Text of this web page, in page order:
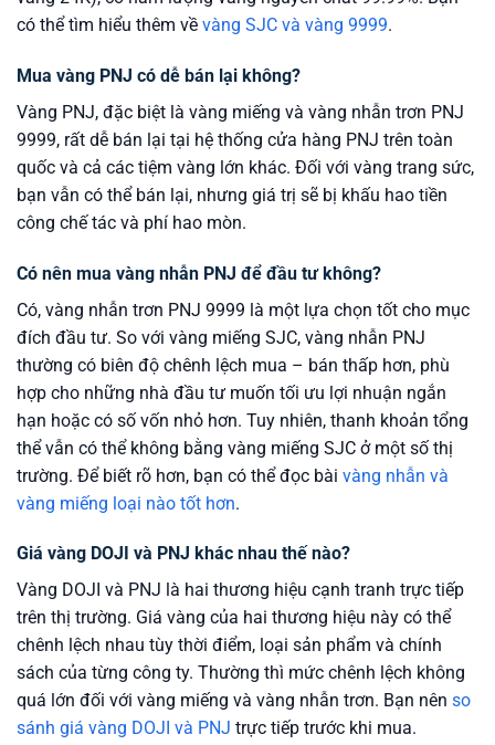
có thể tìm hiểu thêm về vàng SJC và vàng 9999.
Mua vàng PNJ có dễ bán lại không?
Vàng PNJ, đặc biệt là vàng miếng và vàng nhẫn trơn PNJ
9999, rất dễ bán lại tại hệ thống cửa hàng PNJ trên toàn
quốc và cả các tiệm vàng lớn khác. Đối với vàng trang sức,
bạn vẫn có thể bán lại, nhưng giá trị sẽ bị khấu hao tiền
công chế tác và phí hao mòn.
Có nên mua vàng nhẫn PNJ để đầu tư không?
Có, vàng nhẫn trơn PNJ 9999 là một lựa chọn tốt cho mục
đích đầu tư. So với vàng miếng SJC, vàng nhẫn PNJ
thường có biên độ chênh lệch mua – bán thấp hơn, phù
hợp cho những nhà đầu tư muốn tối ưu lợi nhuận ngắn
hạn hoặc có số vốn nhỏ hơn. Tuy nhiên, thanh khoản tổng
thể vẫn có thể không bằng vàng miếng SJC ở một số thị
trường. Để biết rõ hơn, bạn có thể đọc bài vàng nhẫn và
vàng miếng loại nào tốt hơn.
Giá vàng DOJI và PNJ khác nhau thế nào?
Vàng DOJI và PNJ là hai thương hiệu cạnh tranh trực tiếp
trên thị trường. Giá vàng của hai thương hiệu này có thể
chênh lệch nhau tùy thời điểm, loại sản phẩm và chính
sách của từng công ty. Thường thì mức chênh lệch không
quá lớn đối với vàng miếng và vàng nhẫn trơn. Bạn nên so
sánh giá vàng DOJI và PNJ trực tiếp trước khi mua.